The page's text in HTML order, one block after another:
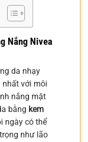
Nắng Nivea
da nhạy
nhất với môi
nắng mặt
bằng kem
ngày có thể
như lão